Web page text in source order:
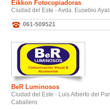
Eikkon Fotocopiadoras
Ciudad del Este - Avda. Eusebio
061-509521
BeR Luminosos
Ciudad del Este - Luis Alberto del
Caballero